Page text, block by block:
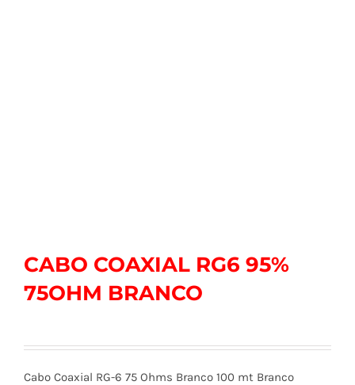
CABO COAXIAL RG6 95%
75OHM BRANCO
Cabo Coaxial RG-6 75 Ohms Branco 100 mt Branco